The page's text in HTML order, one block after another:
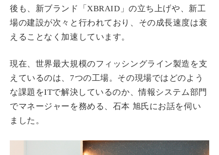
後も、新ブランド「XBRAID」の立ち上げや、新工
場の建設が次々と行われており、その成長速度は衰
えることなく加速しています。
現在、世界最大規模のフィッシングライン製造を支
えているのは、7つの工場。その現場ではどのよう
な課題をITで解決しているのか、情報システム部門
でマネージャーを務める、石本 旭氏にお話を伺い
ました。